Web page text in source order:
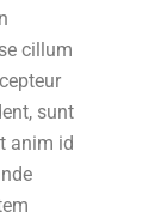
cillum
sunt
anim id